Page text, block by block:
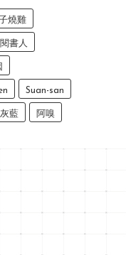
燒雞
書人
Suan-san
灰藍 阿嗅